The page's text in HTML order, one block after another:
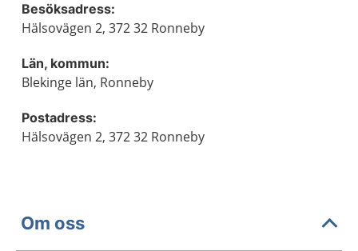
Besöksadress:
Hälsovägen 2, 372 32 Ronneby
Län, kommun:
Blekinge län, Ronneby
Postadress:
Hälsovägen 2, 372 32 Ronneby
Om oss